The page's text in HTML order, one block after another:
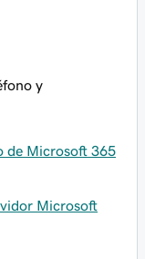
y
de Microsoft 365
Microsoft